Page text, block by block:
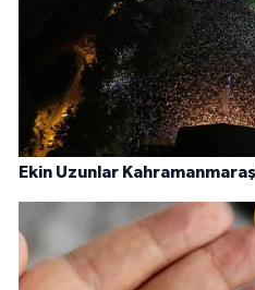
Ekin Uzunlar